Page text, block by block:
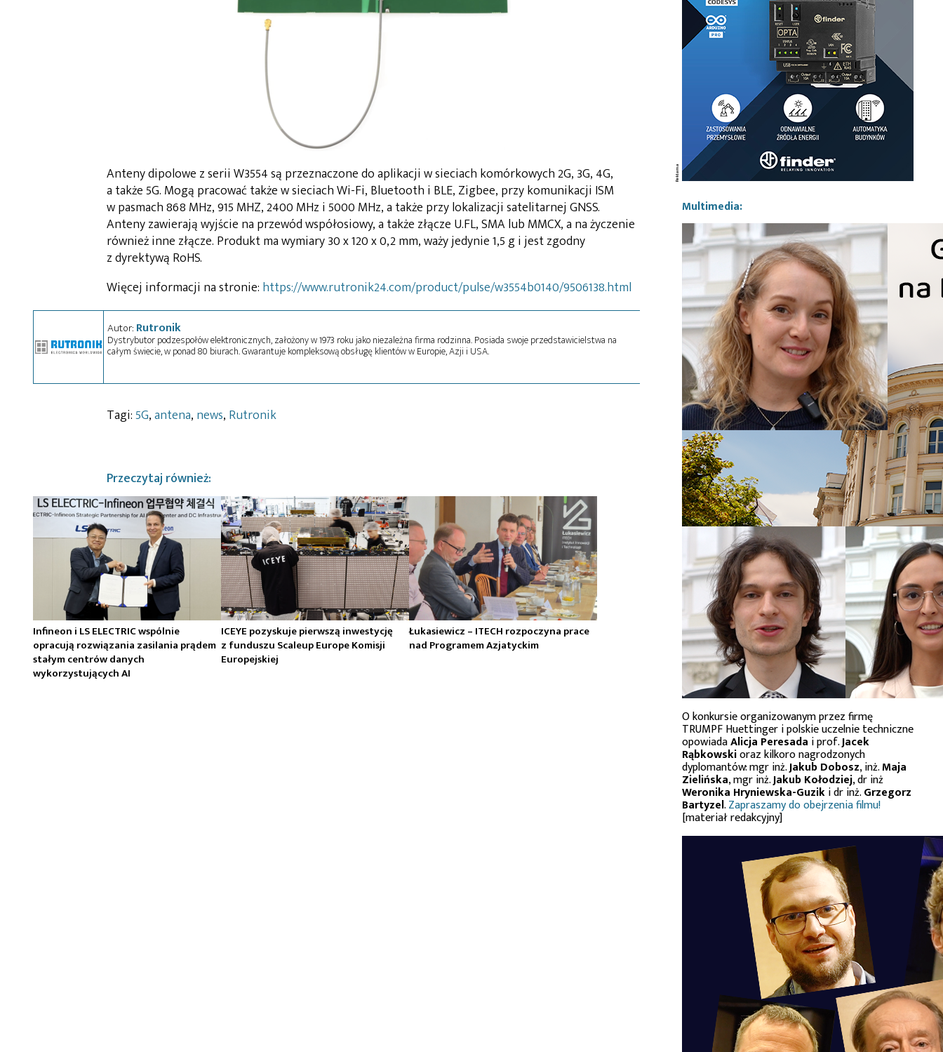
Anteny dipolowe z serii W3554 są przeznaczone do aplikacji w sieciach komórkowych 2G, 3G, 4G,
a także 5G. Mogą pracować także w sieciach Wi-Fi, Bluetooth i BLE, Zigbee, przy komunikacji ISM
w pasmach 868 MHz, 915 MHZ, 2400 MHz i 5000 MHz, a także przy lokalizacji satelitarnej GNSS.
Anteny zawierają wyjście na przewód współosiowy, a także złącze U.FL, SMA lub MMCX, a na życzenie
również inne złącze. Produkt ma wymiary 30 x 120 x 0,2 mm, waży jedynie 1,5 g i jest zgodny
z dyrektywą RoHS.
Więcej informacji na stronie: https://www.rutronik24.com/product/pulse/w3554b0140/9506138.html
Autor: Rutronik
Dystrybutor podzespołów elektronicznych, założony w 1973 roku jako niezależna firma rodzinna. Posiada swoje przedstawicielstwa na
całym świecie, w ponad 80 biurach. Gwarantuje kompleksową obsługę klientów w Europie, Azji i USA.
Tagi:5G,antena, news, Rutronik
Przeczytaj również:
Infineon i LS ELECTRIC wspólnie
opracują rozwiązania zasilania prądem
stałym centrów danych
wykorzystujących AI
ICEYE pozyskuje pierwszą inwestycję
z funduszu Scaleup Europe Komisji
Europejskiej
Łukasiewicz – ITECH rozpoczyna prace
nad Programem Azjatyckim
Multimedia:
O konkursie organizowanym przez firmę
TRUMPF Huettinger i polskie uczelnie techniczne
opowiadaAlicja Peresada i prof.Jacek
Rąbkowskioraz kilkoro nagrodzonych
dyplomantów: mgr inż.Jakub Dobosz, inż.Maja
Zielińska, mgr inż.Jakub Kołodziej, dr inż
Weronika Hryniewska-Guziki dr inż.Grzegorz
Bartyzel.Zapraszamy do obejrzenia filmu!
[materiał redakcyjny]